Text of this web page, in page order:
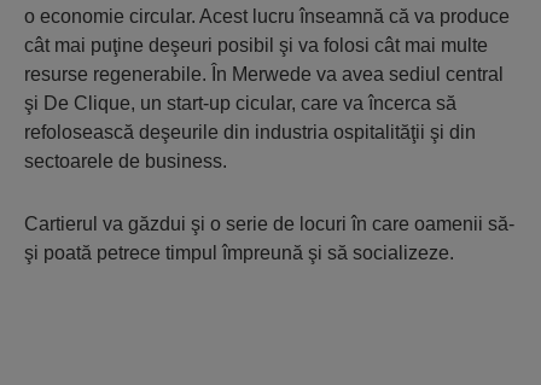
o economie circular. Acest lucru înseamnă că va produce
cât mai puţine deşeuri posibil şi va folosi cât mai multe
resurse regenerabile. În Merwede va avea sediul central
şi De Clique, un start-up cicular, care va încerca să
refolosească deşeurile din industria ospitalităţii şi din
sectoarele de business.
Cartierul va găzdui şi o serie de locuri în care oamenii să-
şi poată petrece timpul împreună şi să socializeze.